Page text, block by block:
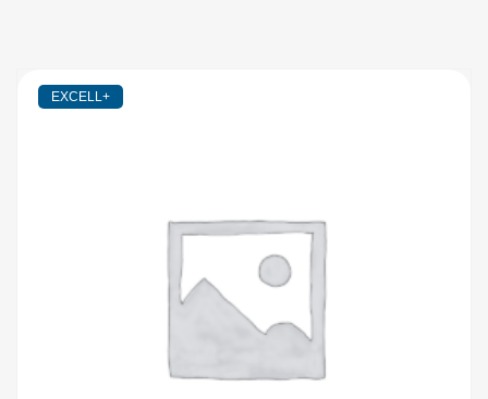
EXCELL+